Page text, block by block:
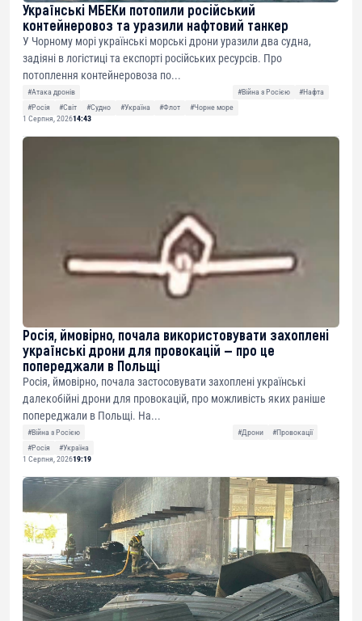
Українські МБЕКи потопили російський
контейнеровоз та уразили нафтовий танкер
У Чорному морі українські морські дрони уразили два судна,
задіяні в логістиці та експорті російських ресурсів. Про
потоплення контейнеровоза по...
#Атака дронів #Війна з Росією
#Нафта
#Росія
#Світ #Судно #Україна #Флот
#Чорне море
1 Серпня, 202614:43
Росія, ймовірно, почала використовувати захоплені
українські дрони для провокацій — про це
попереджали в Польщі
Росія, ймовірно, почала застосовувати захоплені українські
далекобійні дрони для провокацій, про можливість яких раніше
попереджали в Польщі. На...
#Війна з Росією #Дрони
#Провокації
#Росія
#Україна
1 Серпня, 202619:19